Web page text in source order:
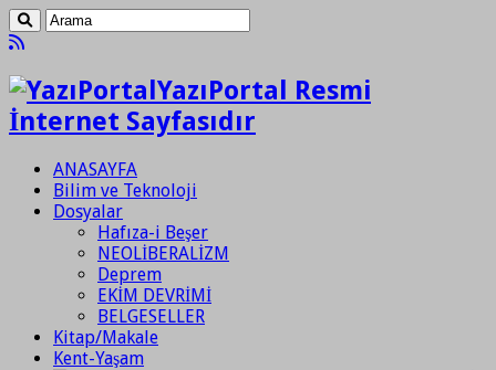
YazıPortal Resmi
İnternet Sayfasıdır
ANASAYFA
Bilim ve Teknoloji
Dosyalar
Hafıza-i Beşer
NEOLİBERALİZM
Deprem
EKİM DEVRİMİ
BELGESELLER
Kitap/Makale
Kent-Yaşam